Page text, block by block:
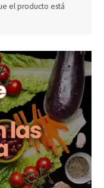
el producto está